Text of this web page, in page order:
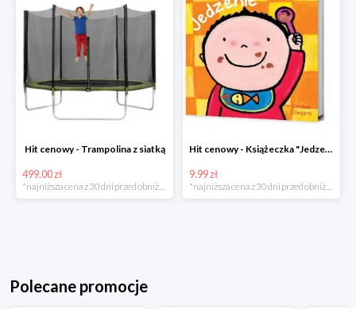
Hit cenowy - Trampolina z siatką
499.00 zł
Hit cenowy - Książeczka "Jedzenie"
9.99 zł
Polecane promocje